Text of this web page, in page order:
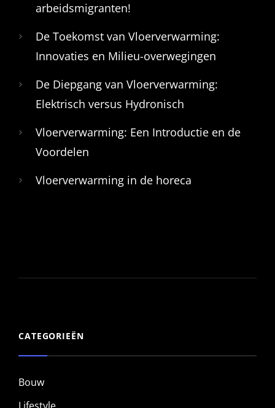
arbeidsmigranten!
De Toekomst van Vloerverwarming:
Innovaties en Milieu-overwegingen
De Diepgang van Vloerverwarming:
Elektrisch versus Hydronisch
Vloerverwarming: Een Introductie en de
Voordelen
Vloerverwarming in de horeca
CATEGORIEËN
Bouw